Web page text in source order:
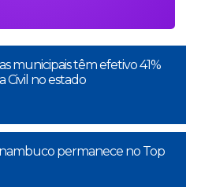
municipais têm efetivo 41%
Civil no estado
permanece no Top